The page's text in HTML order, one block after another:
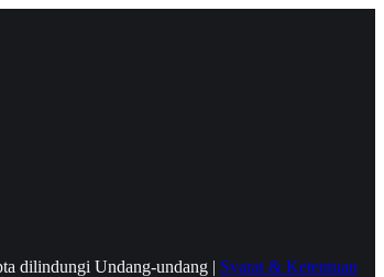
dilindungi Undang-undang | Syarat & Ketentuan